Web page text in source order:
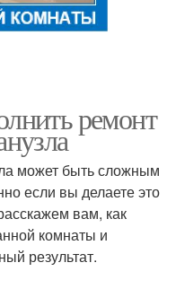
ремонт
может быть сложным
если вы делаете это
вам, как
комнаты и
результат.